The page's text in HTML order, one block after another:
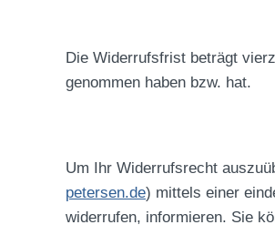
Die Widerrufsfrist beträgt
genommen haben bzw. hat.
Um Ihr Widerrufsrecht
petersen.de) mittels einer
widerrufen, informieren. Sie